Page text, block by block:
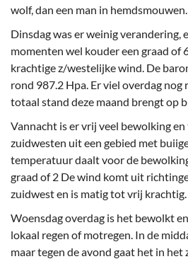
wolf, dan een man in
Dinsdag was er weinig verandering,
momenten wel kouder een graad of
krachtige z/westelijke wind. De
rond 987.2 Hpa. Er viel overdag nog
totaal stand deze maand brengt op
Vannacht is er vrij veel bewolking
zuidwesten uit een gebied met
temperatuur daalt voor de
graad of 2 De wind komt uit
zuidwest en is matig tot vrij krachtig.
Woensdag overdag is het bewolkt
lokaal regen of motregen. In de
maar tegen de avond gaat het in